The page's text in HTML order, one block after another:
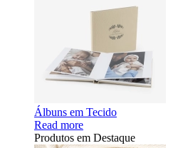
Álbuns em Tecido
Read more
Produtos em Destaque